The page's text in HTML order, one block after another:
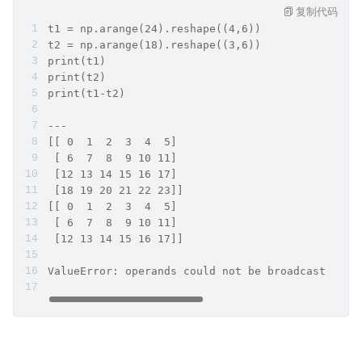
t1 = np.arange(24).reshape((4,6))
t2 = np.arange(18).reshape((3,6))
print(t1)
print(t2)
print(t1-t2)
---
[[ 0  1  2  3  4  5]
[ 6  7  8  9 10 11]
[12 13 14 15 16 17]
[18 19 20 21 22 23]]
[[ 0  1  2  3  4  5]
[ 6  7  8  9 10 11]
[12 13 14 15 16 17]]
ValueError: operands could not be broadcast
复制代码